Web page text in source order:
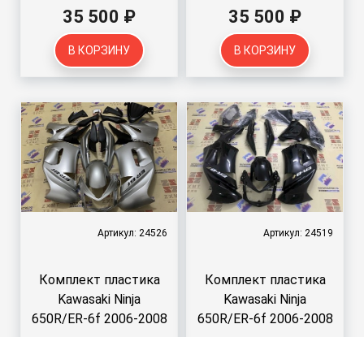
35 500 ₽
В КОРЗИНУ
35 500 ₽
В КОРЗИНУ
Артикул: 24526
Комплект пластика
Kawasaki Ninja
650R/ER-6f 2006-2008
Артикул: 24519
Комплект пластика
Kawasaki Ninja
650R/ER-6f 2006-2008